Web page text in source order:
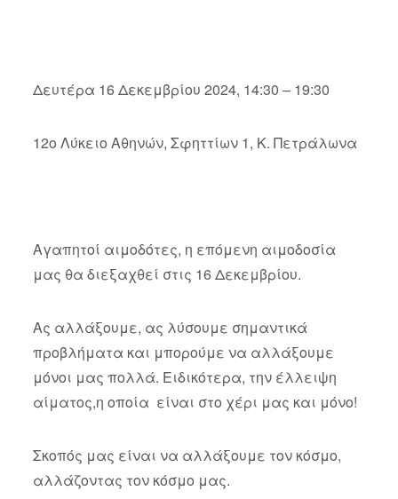
Δευτέρα 16 Δεκεμβρίου 2024, 14:30 – 19:30
12ο Λύκειο Αθηνών, Σφηττίων 1, Κ. Πετράλωνα
Αγαπητοί αιμοδότες, η επόμενη αιμοδοσία
μας θα διεξαχθεί στις 16 Δεκεμβρίου.
Ας αλλάξουμε, ας λύσουμε σημαντικά
προβλήματα και μπορούμε να αλλάξουμε
μόνοι μας πολλά. Ειδικότερα, την έλλειψη
αίματος,η οποία είναι στο χέρι μας και μόνο!
Σκοπός μας είναι να αλλάξουμε τον κόσμο,
αλλάζοντας τον κόσμο μας.